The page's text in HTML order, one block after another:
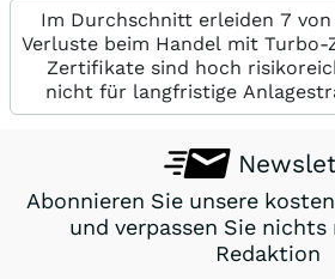
Im Durchschnitt erleiden 7
Verluste beim Handel mit
Zertifikate sind hoch
nicht für langfristige
Abonnieren Sie unsere
und verpassen Sie nichts
Redaktion